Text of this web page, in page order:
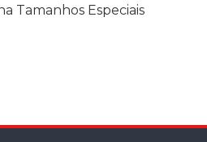
Tamanhos Especiais